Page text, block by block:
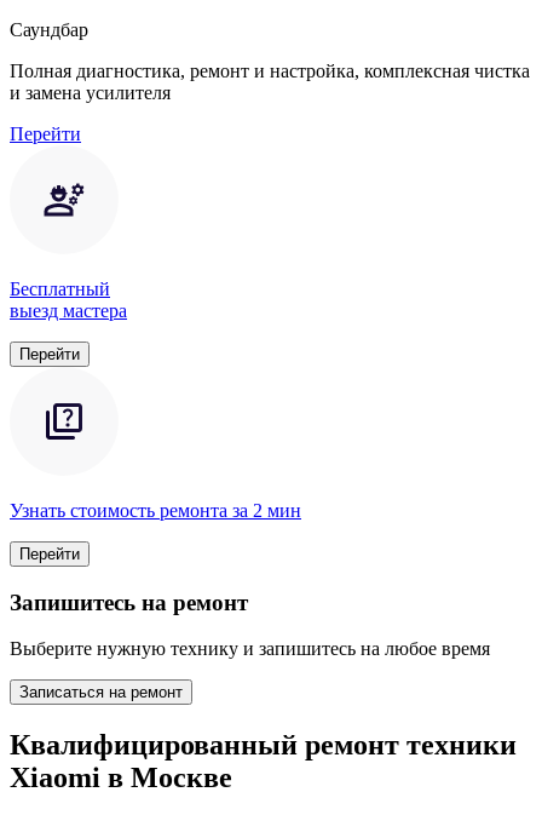
Саундбар
Полная диагностика, ремонт и настройка, комплексная чистка
и замена усилителя
Перейти
Бесплатный
выезд мастера
Перейти
Узнать стоимость ремонта за 2 мин
Перейти
Запишитесь на ремонт
Выберите нужную технику и запишитесь на любое время
Записаться на ремонт
Квалифицированный ремонт техники
Xiaomi в Москве